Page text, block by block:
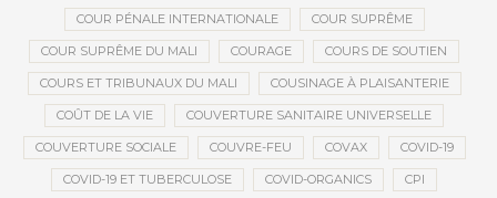
COUR PÉNALE INTERNATIONALE COUR SUPRÊME
COUR SUPRÊME DU MALI COURAGE COURS DE SOUTIEN
COURS ET TRIBUNAUX DU MALI COUSINAGE À PLAISANTERIE
COÛT DE LA VIE COUVERTURE SANITAIRE UNIVERSELLE
COUVERTURE SOCIALE COUVRE-FEU COVAX COVID-19
COVID-19 ET TUBERCULOSE COVID-ORGANICS CPI